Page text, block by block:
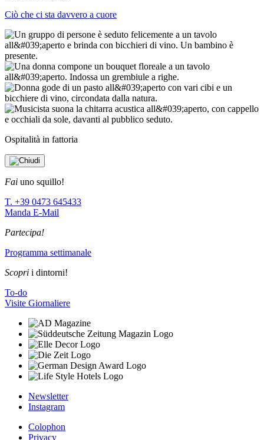
Ciò che ci sta davvero a cuore
Ospitalità in fattoria
Fai uno squillo!
T. +39 0473 645433
Manda E-Mail
Partecipa!
Programma settimanale
Scopri i dintorni!
To-do
Visite Giornaliere
Newsletter
Instagram
Colophon
Privacy